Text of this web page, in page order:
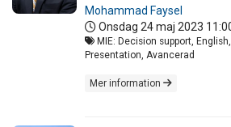
Mohammad Faysel
Onsdag 24 maj 2023
MIE: Decision support,
Presentation, Avancerad
Mer information